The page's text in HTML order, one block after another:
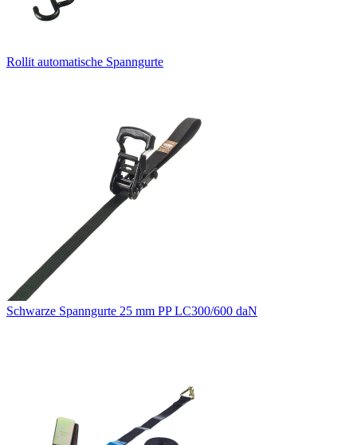
Rollit automatische Spanngurte
Schwarze Spanngurte 25 mm PP LC300/600 daN